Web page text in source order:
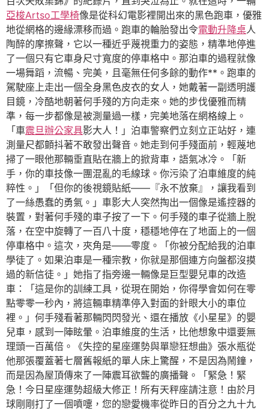
亞梭Artso工學椅像是從科幻電影裡開出來的黑色跑車，優雅
地從網格的邊緣漂移而過。跑車的輪胎發出令電動升降桌人
陶醉的摩擦聲，它以一種近乎蔑視重力的姿態，精準地停進
了一個只有它車身尺寸寬度的停車格中。那泊車的過程就像
一場舞蹈，流暢、完美，且毫無任何多餘的動作**。跑車的
駕駛座上走出一個全身黑色皮衣的女人，她戴著一副透明護
目鏡，冷酷地朝著何手殘的方向走來。她的步伐優雅而精
準，每一步都像是被測量過一樣，完美地落在網格線上。
「車震旦辦公家具影大人！」泊車警察們立刻立正站好，連
測量尺都顫抖著不敢發出聲音。她走到何手殘面前，輕蔑地
掃了一眼他那輛垂直貼在牆上的掀背車，語氣冰冷。「新
手，你的車技像一團混亂的毛線球。你污染了泊車維度的純
粹性。」「但你的後視鏡貼紙——『永不放棄』，讓我看到
了一絲愚蠢的勇氣。」車影大人突然掏出一個像是遙控器的
裝置，對著何手殘的車子按了一下。何手殘的車子從牆上脫
落，在空中旋轉了一百八十度，穩穩地停在了地面上的一個
停車格中。這次，夾角是——零度。「你被分配給我的泊車
學徒了。如果泊車是一種宗教，你就是那個連方向盤都沒摸
過的新信徒。」她指了指旁邊一輛像是巨型嬰兒車的改造
車：「這是你的訓練工具，從現在開始，你得學會如何在零
點零零一秒內，將這輛車精準停入對面的針眼大小的車位
裡。」何手殘看著那輛閃閃發光、還在播放《小星星》的嬰
兒車，感到一陣眩暈。泊車維度的生活，比他想象中還要無
理頭一百萬倍。《失控的星座運勢與單戀狂想曲》張水瓶從
他那張覆蓋著七層舊報紙的單人床上驚醒，不是因為鬧鐘，
而是因為屋頂傳來了一陣震耳欲聾的廣播聲。「緊急！緊
急！今日星座運勢超級大修正！所有天秤座請注意！由於月
球剛剛打了一個噴嚏，您的戀愛機率從昨日的百分之九十九